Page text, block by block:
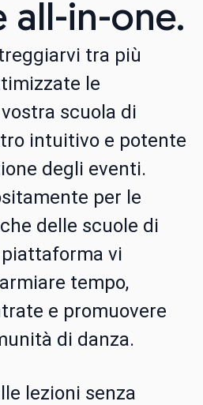
all-in-one.
tra più
le
scuola di
intuitivo e potente
degli eventi.
per le
delle scuole di
vi
tempo,
e promuovere
di danza.
lezioni senza